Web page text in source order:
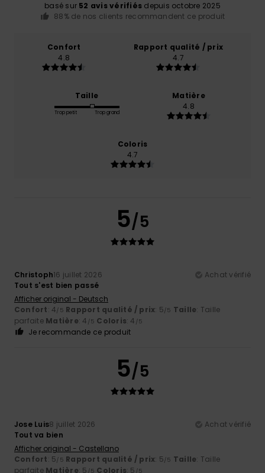
basé sur 52 avis vérifiés depuis octobre 2025
88% de nos clients recommandent ce produit
Confort
4.8
Rapport qualité / prix
4.7
Taille
Trop petit Trop grand
Matière
4.8
Coloris
4.7
5/5
Christoph16 juillet 2026
Achat vérifié
Tout s'est bien passé
Afficher original - Deutsch
Confort: 4/5 Rapport qualité / prix: 5/5 Taille: Taille
parfaite Matière: 4 /5 Coloris: 4 /5
Je recommande ce produit
5/5
Jose Luis8 juillet 2026
Achat vérifié
Tout va bien
Afficher original - Castellano
Confort: 5/5 Rapport qualité / prix: 5/5 Taille: Taille
parfaite Matière: 5 /5 Coloris: 5 /5